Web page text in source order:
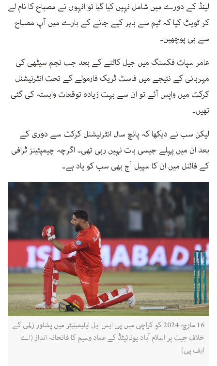
لینڈ کے دورے میں شامل نہیں کیا گیا تو انہوں نے مصباح کا نام لے
کر ٹویٹ کیا کہ ٹیم سے باہر کیے جانے کے بارے میں آپ مصباح
سے ہی پوچھیں۔
عامر سپاٹ فکسنگ میں جیل کاٹنے کے بعد جب نجم سیٹھی کی
مہربانی کے نتیجے میں فاسٹ ٹریک فارمولے کے تحت انٹرنیشنل
کرکٹ میں واپس آئے تو ان سے بہت زیادہ توقعات وابستہ کی گئی
تھیں۔
لیکن سب نے دیکھا کہ پانچ سال انٹرنیشنل کرکٹ سے دوری کے
بعد ان میں پہلے جیسی بات نہیں رہی تھی۔ اگرچہ چیمپئینز ٹرافی
کے فائنل میں ان کا سپیل آج بھی سب کو یاد ہے۔
16 مارچ، 2024 کو کراچی میں پی ایس ایل ایلیمینیٹر میں پشاور زلمی کے
خلاف جیت پر اسلام آباد یونائیٹڈ کے عماد وسیم کا فاتحانہ انداز (اے
ایف پی)